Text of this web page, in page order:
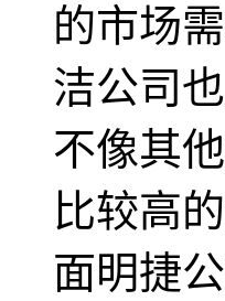
的市场
洁公司
不像其
比较高
面明捷